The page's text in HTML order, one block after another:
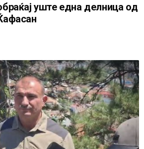
уште една делница од